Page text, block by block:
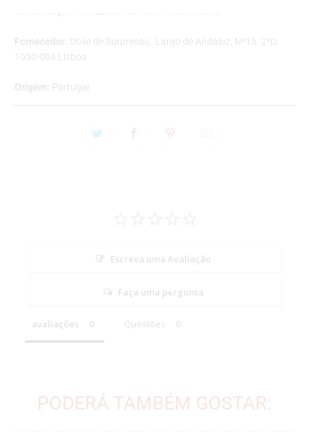
Conservação: Armazenar em local fresco e seco.
Fornecedor:
Dose de Surpresas, Largo de Andaluz, Nº15, 2ºD,
1050-004 Lisboa
Origem: Portugal
Escreva uma Avaliação
Faça uma pergunta
avaliações Questões
PODERÁ TAMBÉM GOSTAR: